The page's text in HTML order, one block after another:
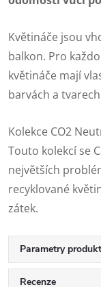
Květináče jsou
balkon. Pro
květináče mají
barvách a
Kolekce CO2
Touto kolekcí se
největších
recyklované
zátek.
Parametry
Recenze